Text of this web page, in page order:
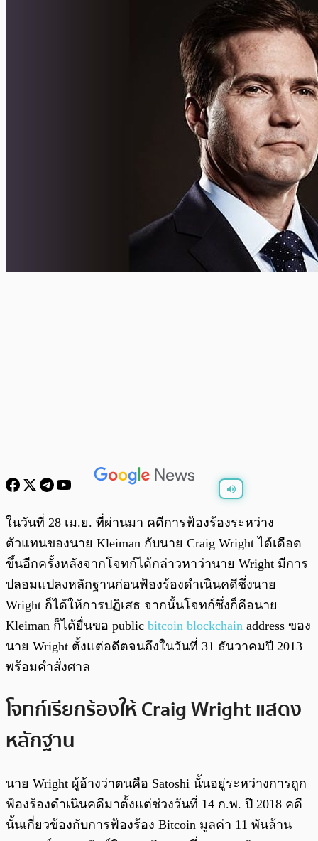
พร้อมเล่น /
ในวันที่ 28 เม.ย. ที่ผ่านมา คดีการฟ้องร้องระหว่าง
ตัวแทนของนาย Kleiman กับนาย Craig Wright ได้เดือด
ขึ้นอีกครั้งหลังจากโจทก์ได้กล่าวหาว่านาย Wright มีการ
ปลอมแปลงหลักฐานก่อนฟ้องร้องดำเนินคดีซึ่งนาย
Wright ก็ได้ให้การปฏิเสธ จากนั้นโจทก์ซึ่งก็คือนาย
Kleiman ก็ได้ยื่นขอ public bitcoin blockchain address ของ
นาย Wright ตั้งแต่อดีตจนถึงในวันที่ 31 ธันวาคมปี 2013
พร้อมคำสั่งศาล
โจทก์เรียกร้องให้ Craig Wright แสดง
หลักฐาน
นาย Wright ผู้อ้างว่าตนคือ Satoshi นั้นอยู่ระหว่างการถูก
ฟ้องร้องดำเนินคดีมาตั้งแต่ช่วงวันที่ 14 ก.พ. ปี 2018 คดี
นั้นเกี่ยวข้องกับการฟ้องร้อง Bitcoin มูลค่า 11 พันล้าน